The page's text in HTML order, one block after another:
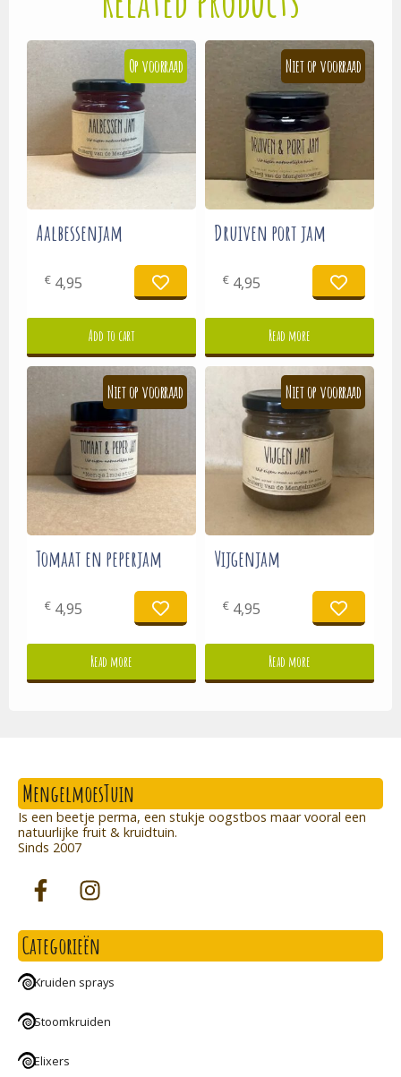
Aalbessenjam
€ 4,95
Add to cart
Druiven port jam
€ 4,95
Read more
Tomaat en peperjam
€ 4,95
Read more
Vijgenjam
€ 4,95
Read more
MengelmoesTuin
Is een beetje perma, een stukje oogstbos maar vooral een
natuurlijke fruit & kruidtuin.
Sinds 2007
Categorieën
Kruiden sprays
Stoomkruiden
Elixers